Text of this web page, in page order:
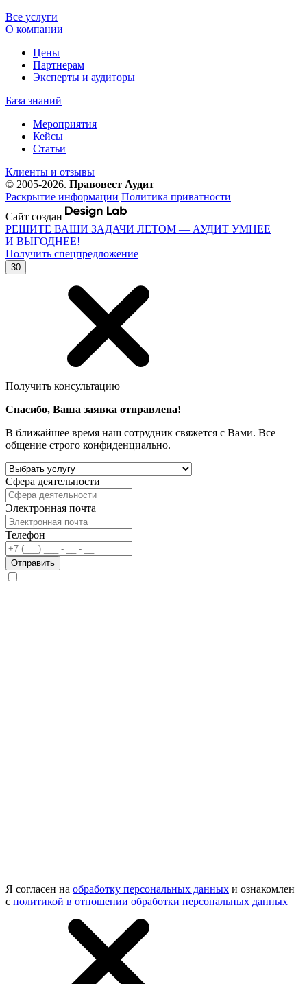
Все услуги
О компании
Цены
Партнерам
Эксперты и аудиторы
База знаний
Мероприятия
Кейсы
Статьи
Клиенты и отзывы
© 2005-2026. Правовест Аудит
Раскрытие информации Политика приватности
Сайт создан
РЕШИТЕ ВАШИ ЗАДАЧИ ЛЕТОМ — АУДИТ УМНЕЕ
И ВЫГОДНЕЕ!
Получить спецпредложение
30
Получить консультацию
Спасибо, Ваша заявка отправлена!
В ближайшее время наш сотрудник свяжется с Вами. Все
общение строго конфиденциально.
Сфера деятельности
Электронная почта
Телефон
Отправить
Я согласен на обработку персональных данных и ознакомлен
с политикой в отношении обработки персональных данных